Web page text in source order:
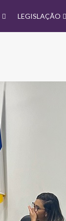
LEGISLAÇÃO